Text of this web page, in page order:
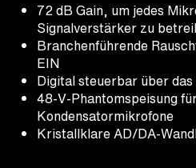
72 dB Gain, um jedes
Signalverstärker zu
Branchenführende
EIN
Digital steuerbar über das
48-V-Phantomspeisung
Kondensatormikrofone
Kristallklare AD/DA-